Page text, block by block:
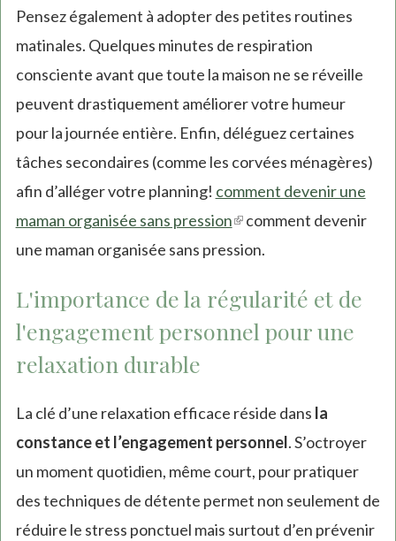
Pensez également à adopter des petites routines
matinales. Quelques minutes de respiration
consciente avant que toute la maison ne se réveille
peuvent drastiquement améliorer votre humeur
pour la journée entière. Enfin, déléguez certaines
tâches secondaires (comme les corvées ménagères)
afin d’alléger votre planning! comment devenir une
maman organisée sans pression(link
is
comment devenir
une maman organisée sans pression.
L'importance de la régularité et de
l'engagement personnel pour une
relaxation durable
La clé d’une relaxation efficace réside dans la
constance et l’engagement personnel. S’octroyer
un moment quotidien, même court, pour pratiquer
des techniques de détente permet non seulement de
réduire le stress ponctuel mais surtout d’en prévenir